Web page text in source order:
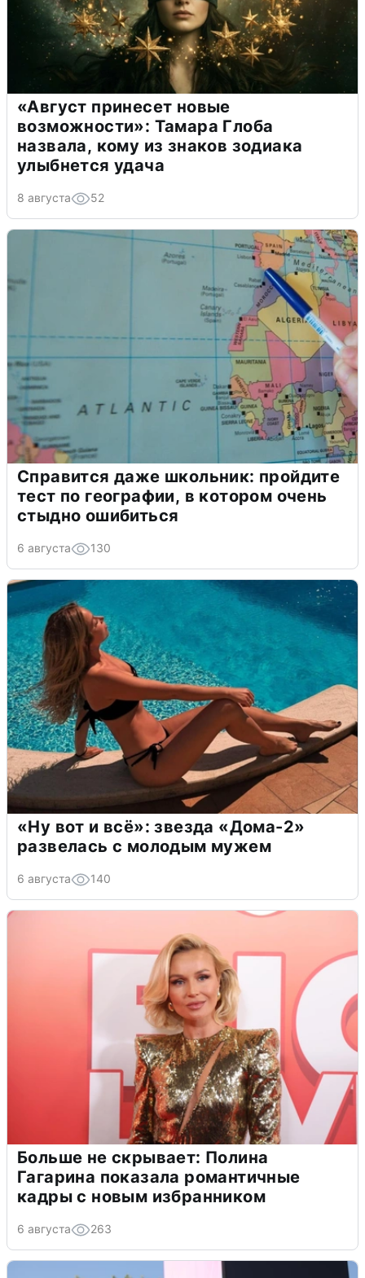
«Август принесет новые
возможности»: Тамара Глоба
назвала, кому из знаков зодиака
улыбнется удача
8 августа 52
Справится даже школьник: пройдите
тест по географии, в котором очень
стыдно ошибиться
6 августа 130
«Ну вот и всё»: звезда «Дома-2»
развелась с молодым мужем
6 августа 140
Больше не скрывает: Полина
Гагарина показала романтичные
кадры с новым избранником
6 августа 263